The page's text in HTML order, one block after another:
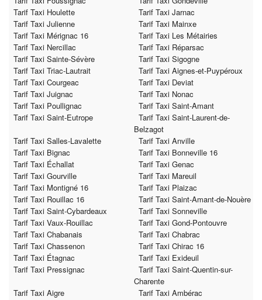
Tarif Taxi Houlette
Tarif Taxi Jarnac
Tarif Taxi Julienne
Tarif Taxi Mainxe
Tarif Taxi Mérignac 16
Tarif Taxi Les Métairies
Tarif Taxi Nercillac
Tarif Taxi Réparsac
Tarif Taxi Sainte-Sévère
Tarif Taxi Sigogne
Tarif Taxi Triac-Lautrait
Tarif Taxi Aignes-et-Puypéroux
Tarif Taxi Courgeac
Tarif Taxi Deviat
Tarif Taxi Juignac
Tarif Taxi Nonac
Tarif Taxi Poullignac
Tarif Taxi Saint-Amant
Tarif Taxi Saint-Eutrope
Tarif Taxi Saint-Laurent-de-
Belzagot
Tarif Taxi Salles-Lavalette
Tarif Taxi Anville
Tarif Taxi Bignac
Tarif Taxi Bonneville 16
Tarif Taxi Échallat
Tarif Taxi Genac
Tarif Taxi Gourville
Tarif Taxi Mareuil
Tarif Taxi Montigné 16
Tarif Taxi Plaizac
Tarif Taxi Rouillac 16
Tarif Taxi Saint-Amant-de-Nouère
Tarif Taxi Saint-Cybardeaux
Tarif Taxi Sonneville
Tarif Taxi Vaux-Rouillac
Tarif Taxi Gond-Pontouvre
Tarif Taxi Chabanais
Tarif Taxi Chabrac
Tarif Taxi Chassenon
Tarif Taxi Chirac 16
Tarif Taxi Étagnac
Tarif Taxi Exideuil
Tarif Taxi Pressignac
Tarif Taxi Saint-Quentin-sur-
Charente
Tarif Taxi Aigre
Tarif Taxi Ambérac